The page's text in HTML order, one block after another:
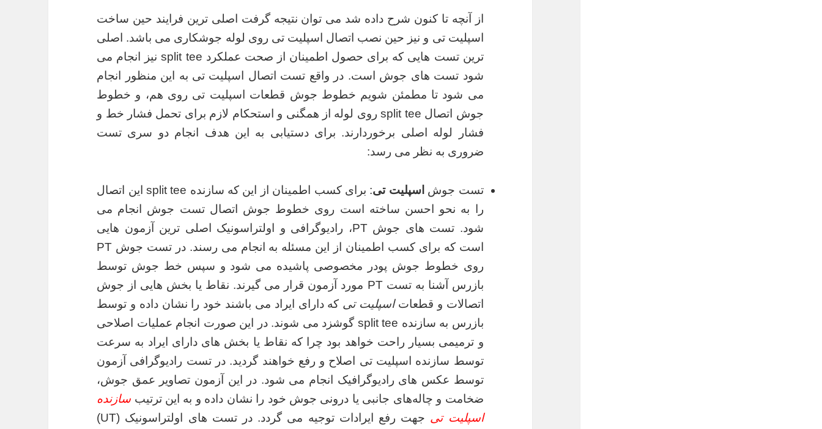
از آنچه تا کنون شرح داده شد می توان نتیجه گرفت اصلی ترین فرایند حین ساخت
اسپلیت تی و نیز حین نصب اتصال اسپلیت تی روی لوله جوشکاری می باشد. اصلی
ترین تست هایی که برای حصول اطمینان از صحت عملکرد split tee نیز انجام می
شود تست های جوش است. در واقع تست اتصال اسپلیت تی به این منظور انجام
می شود تا مطمئن شویم خطوط جوش قطعات اسپلیت تی روی هم، و خطوط
جوش اتصال split tee روی لوله از همگنی و استحکام لازم برای تحمل فشار خط و
فشار لوله اصلی برخوردارند. برای دستیابی به این هدف انجام دو سری تست
ضروری به نظر می رسد:
تست جوش اسپلیت تی
: برای کسب اطمینان از این که سازنده split tee این اتصال
را به نحو احسن ساخته است روی خطوط جوش اتصال تست جوش انجام می
شود. تست های جوش PT، رادیوگرافی و اولتراسونیک اصلی ترین آزمون هایی
است که برای کسب اطمینان از این مسئله به انجام می رسند. در تست جوش PT
روی خطوط جوش پودر مخصوصی پاشیده می شود و سپس خط جوش توسط
بازرس آشنا به تست PT مورد آزمون قرار می گیرند. نقاط یا بخش هایی از جوش
اتصالات و قطعاتاسپلیت تی که دارای ایراد می باشند خود را نشان داده و توسط
بازرس به سازنده split tee گوشزد می شوند. در این صورت انجام عملیات اصلاحی
و ترمیمی بسیار راحت خواهد بود چرا که نقاط یا بخش های دارای ایراد به سرعت
توسط سازنده اسپلیت تی اصلاح و رفع خواهند گردید. در تست رادیوگرافی آزمون
توسط عکس های رادیوگرافیک انجام می شود. در این آزمون تصاویر عمق جوش،
ضخامت و چاله‌های جانبی یا درونی جوش خود را نشان داده و به این ترتیب سازنده
اسپلیت تی
جهت رفع ایرادات توجیه می گردد. در تست های اولتراسونیک (UT)